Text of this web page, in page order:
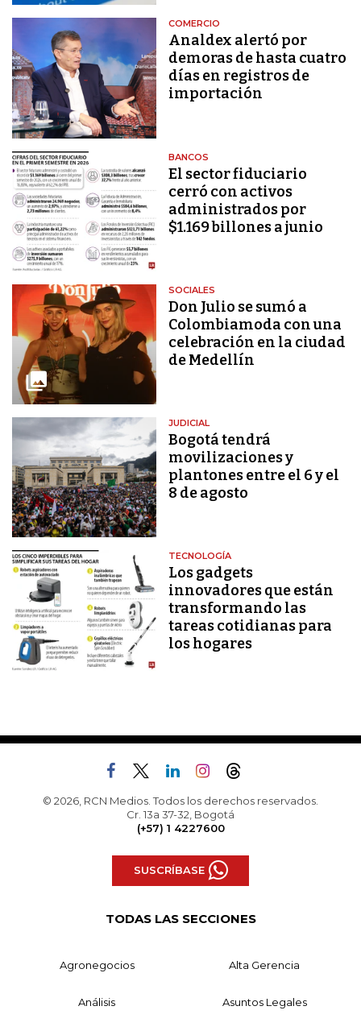
COMERCIO
Analdex alertó por
demoras de hasta cuatro
días en registros de
importación
BANCOS
El sector fiduciario
cerró con activos
administrados por
$1.169 billones a junio
SOCIALES
Don Julio se sumó a
Colombiamoda con una
celebración en la ciudad
de Medellín
JUDICIAL
Bogotá tendrá
movilizaciones y
plantones entre el 6 y el
8 de agosto
TECNOLOGÍA
Los gadgets
innovadores que están
transformando las
tareas cotidianas para
los hogares
© 2026, RCN Medios. Todos los derechos reservados.
Cr. 13a 37-32, Bogotá
(+57) 1 4227600
SUSCRÍBASE
TODAS LAS SECCIONES
Agronegocios Alta Gerencia
Análisis Asuntos Legales